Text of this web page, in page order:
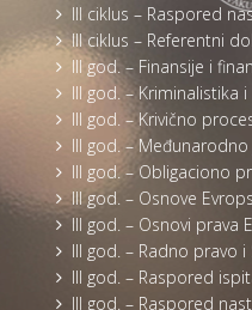
III ciklus – Raspored
III ciklus – Referentni
III god. – Finansije i
III god. – Kriminalistika
III god. – Krivično
III god. –
III god. – Obligaciono
III god. – Osnove
III god. – Osnovi prava
III god. – Radno pravo
III god. – Raspored
III god. – Raspored